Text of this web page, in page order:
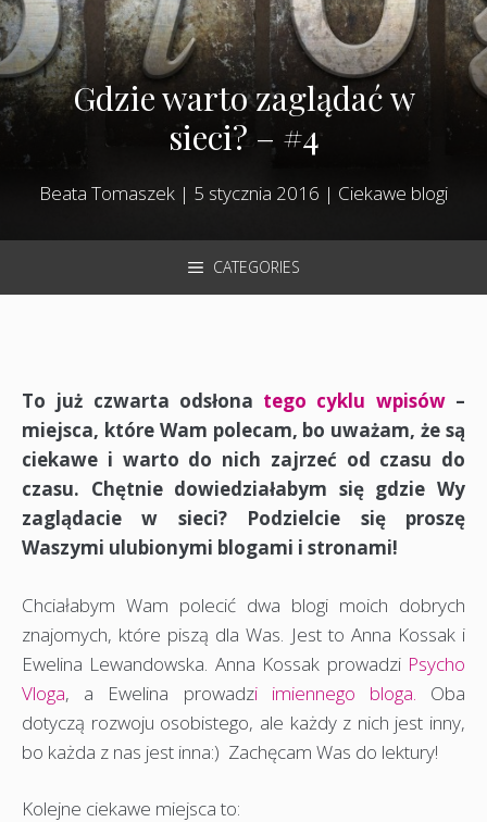
Gdzie warto zaglądać w
sieci? – #4
Beata Tomaszek | 5 stycznia 2016 | Ciekawe blogi
CATEGORIES
To już czwarta odsłona tego cyklu wpisów–
miejsca, które Wam polecam, bo uważam, że są
ciekawe i warto do nich zajrzeć od czasu do
czasu. Chętnie dowiedziałabym się gdzie Wy
zaglądacie w sieci? Podzielcie się proszę
Waszymi ulubionymi blogami i stronami!
Chciałabym Wam polecić dwa blogi moich dobrych
znajomych, które piszą dla Was. Jest to Anna Kossak i
Ewelina Lewandowska. Anna Kossak prowadzi Psycho
Vloga, a Ewelina prowadzi imiennego bloga.
Oba
dotyczą rozwoju osobistego, ale każdy z nich jest inny,
bo każda z nas jest inna:) Zachęcam Was do lektury!
Kolejne ciekawe miejsca to: